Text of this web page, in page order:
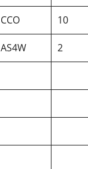
CCO 10
AS4W 2